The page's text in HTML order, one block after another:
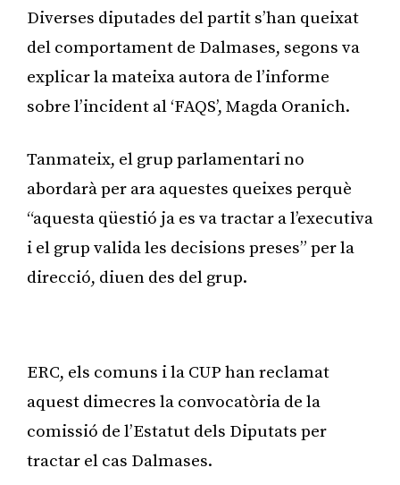
Diverses diputades del partit s’han queixat
del comportament de Dalmases, segons va
explicar la mateixa autora de l’informe
sobre l’incident al ‘FAQS’, Magda Oranich.
Tanmateix, el grup parlamentari no
abordarà per ara aquestes queixes perquè
“aquesta qüestió ja es va tractar a l’executiva
i el grup valida les decisions preses” per la
direcció, diuen des del grup.
ERC, els comuns i la CUP han reclamat
aquest dimecres la convocatòria de la
comissió de l’Estatut dels Diputats per
tractar el cas Dalmases.